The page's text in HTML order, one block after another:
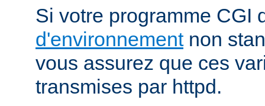
Si votre programme CGI
d'environnementnon
vous assurez que ces
transmises par httpd.